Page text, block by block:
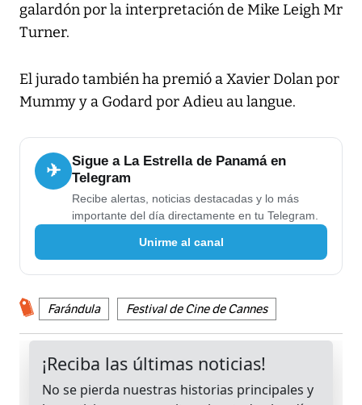
galardón por la interpretación de Mike Leigh Mr
Turner.
El jurado también ha premió a Xavier Dolan por
Mummy y a Godard por Adieu au langue.
✈
Sigue a La Estrella de Panamá en
Telegram
Recibe alertas, noticias destacadas y lo más
importante del día directamente en tu Telegram.
Unirme al canal
Farándula Festival de Cine de Cannes